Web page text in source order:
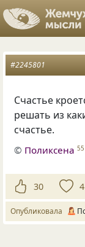
#2245801
Счастье
решать из
счастье.
© Поликсена 55
30 4
Опубликовала